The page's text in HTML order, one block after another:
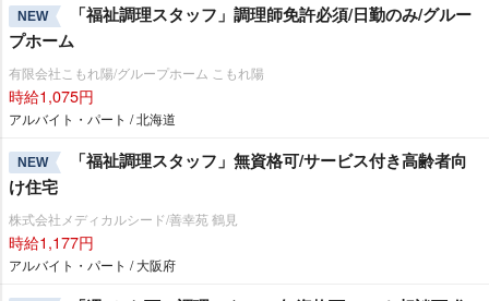
NEW
「福祉調理スタッフ」調理師免許必須/日勤のみ/グルー
プホーム
有限会社こもれ陽/グループホーム こもれ陽
時給1,075円
アルバイト・パート / 北海道
NEW
「福祉調理スタッフ」無資格可/サービス付き高齢者向
け住宅
株式会社メディカルシード/善幸苑 鶴見
時給1,177円
アルバイト・パート / 大阪府